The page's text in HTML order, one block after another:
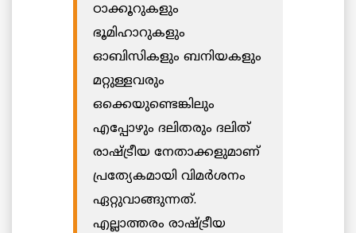
ഠാക്കൂറുകളും
ഭൂമിഹാറുകളും
ഓബിസികളും ബനിയകളും
മറ്റുള്ളവരും
ഒക്കെയുണ്ടെങ്കിലും
എപ്പോഴും ദലിതരും ദലിത്
രാഷ്ട്രീയ നേതാക്കളുമാണ്
പ്രത്യേകമായി വിമർശനം
ഏറ്റുവാങ്ങുന്നത്.
എല്ലാത്തരം രാഷ്ട്രീയ